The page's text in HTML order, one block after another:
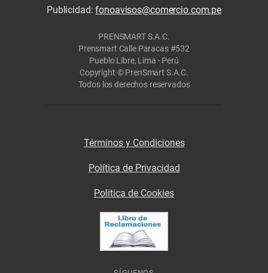
Publicidad:fonoavisos@comercio.com.pe
PRENSMART S.A.C.
Prensmart Calle Paracas #532
Pueblo Libre, Lima - Perú
Copyright © PrenSmart S.A.C.
Todos los derechos reservados
Términos y Condiciones
Política de Privacidad
Politica de Cookies